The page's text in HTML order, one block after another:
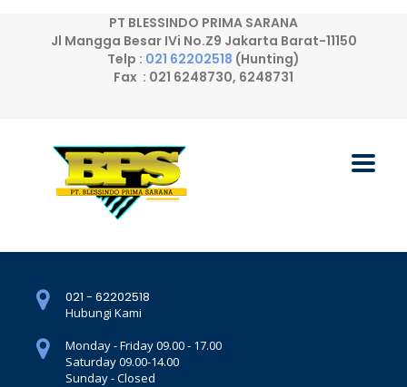
PT BLESSINDO PRIMA SARANA
Jl Mangga Besar IVi No.Z9 Jakarta Barat-11150
Telp : 021 62202518 (Hunting)
Fax : 021 6248730, 6248731
021 - 62202518
Hubungi Kami
Monday - Friday 09.00 - 17.00
Saturday 09.00-14.00
Sunday - Closed